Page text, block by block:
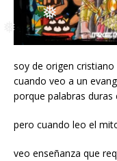
❅
❅
❅
soy de origen
cuando veo a un
porque palabras duras
pero cuando leo el
veo enseñanza que